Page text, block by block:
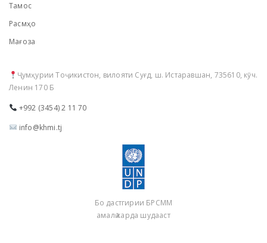
Тамос
Расмҳо
Мағоза
Ҷумҳурии Тоҷикистон, вилояти Суғд, ш. Истаравшан, 735610, кӯч.
Ленин 170 Б
+992 (3454) 2 11 70
info@khmi.tj
Бо дастгирии БРСММ
амалӣ карда шудааст